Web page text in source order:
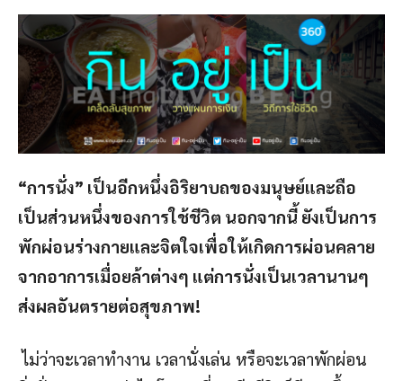
“การนั่ง” เป็นอีกหนึ่งอิริยาบถของมนุษย์และถือ
เป็นส่วนหนึ่งของการใช้ชีวิต นอกจากนี้ ยังเป็นการ
พักผ่อนร่างกายและจิตใจเพื่อให้เกิดการผ่อนคลาย
จากอาการเมื่อยล้าต่างๆ แต่การนั่งเป็นเวลานานๆ
ส่งผลอันตรายต่อสุขภาพ!
ไม่ว่าจะเวลาทำงาน เวลานั่งเล่น หรือจะเวลาพักผ่อน